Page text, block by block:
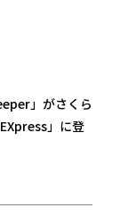
」がさくら
」に登